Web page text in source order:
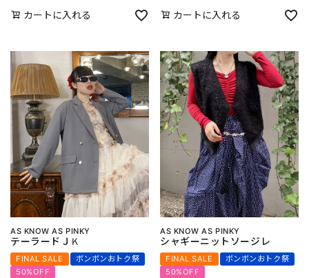
カートに入れる カートに入れる
AS KNOW AS PINKY
テーラードＪＫ
FINAL SALE
ボンボンおトク祭
50%OFF
AS KNOW AS PINKY
シャギーニットソージレ
FINAL SALE
ボンボンおトク祭
50%OFF